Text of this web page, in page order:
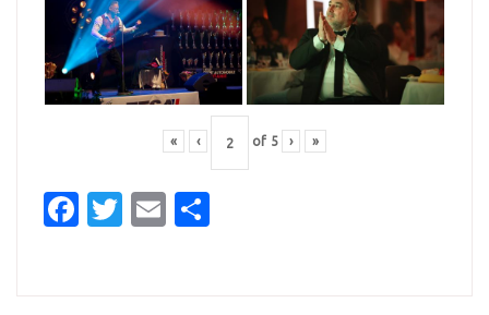
« ‹ of 5 › »
Facebook
Twitter
Email